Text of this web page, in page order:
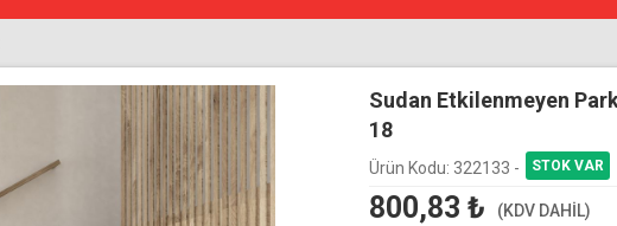
Sudan Etkilenmeyen
18
Ürün Kodu: 322133 -
800,83 ₺
(KDV DAHİL)